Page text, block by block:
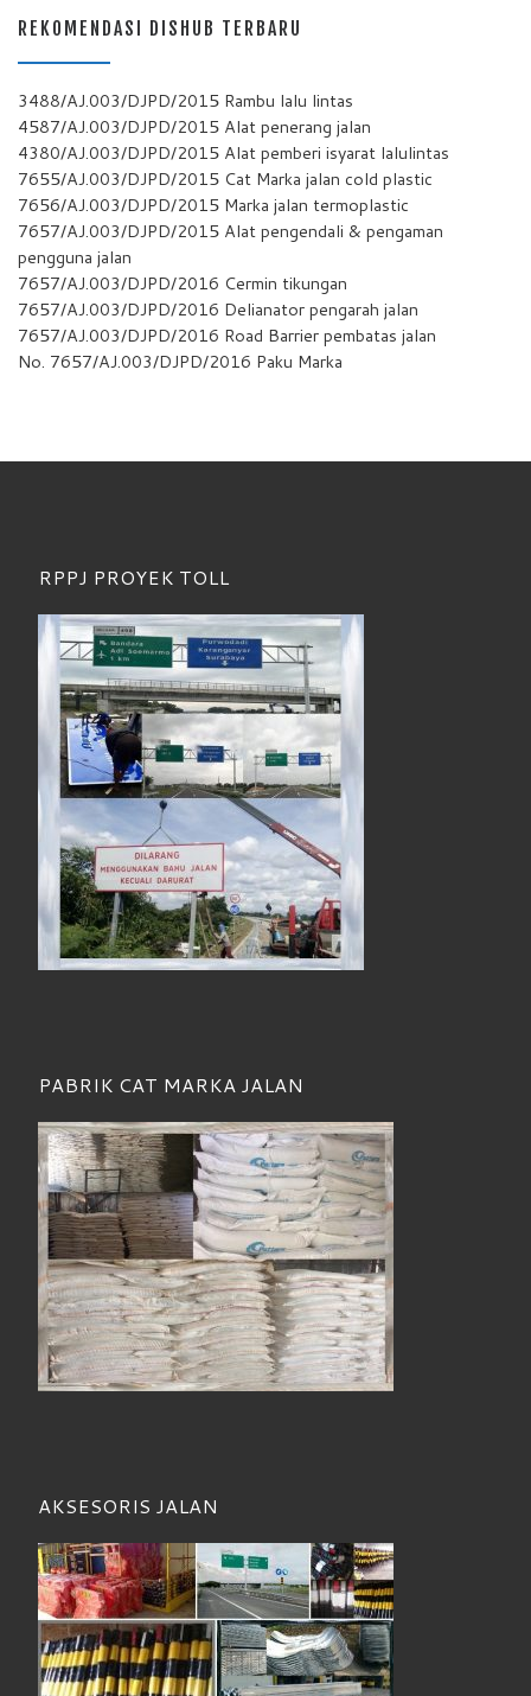
REKOMENDASI DISHUB TERBARU
3488/AJ.003/DJPD/2015 Rambu lalu lintas
4587/AJ.003/DJPD/2015 Alat penerang jalan
4380/AJ.003/DJPD/2015 Alat pemberi isyarat lalulintas
7655/AJ.003/DJPD/2015 Cat Marka jalan cold plastic
7656/AJ.003/DJPD/2015 Marka jalan termoplastic
7657/AJ.003/DJPD/2015 Alat pengendali & pengaman
pengguna jalan
7657/AJ.003/DJPD/2016 Cermin tikungan
7657/AJ.003/DJPD/2016 Delianator pengarah jalan
7657/AJ.003/DJPD/2016 Road Barrier pembatas jalan
No. 7657/AJ.003/DJPD/2016 Paku Marka
RPPJ PROYEK TOLL
PABRIK CAT MARKA JALAN
AKSESORIS JALAN